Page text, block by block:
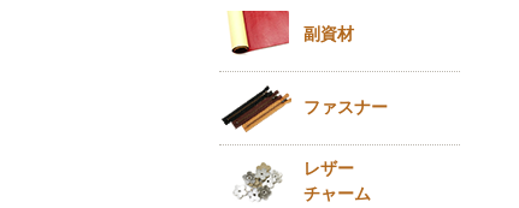
副資材
ファスナー
レザー
チャーム